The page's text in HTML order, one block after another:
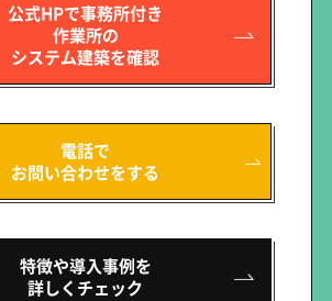
公式HPで事務所付き
作業所の
システム建築を確認
電話で
お問い合わせをする
特徴や導入事例を
詳しくチェック